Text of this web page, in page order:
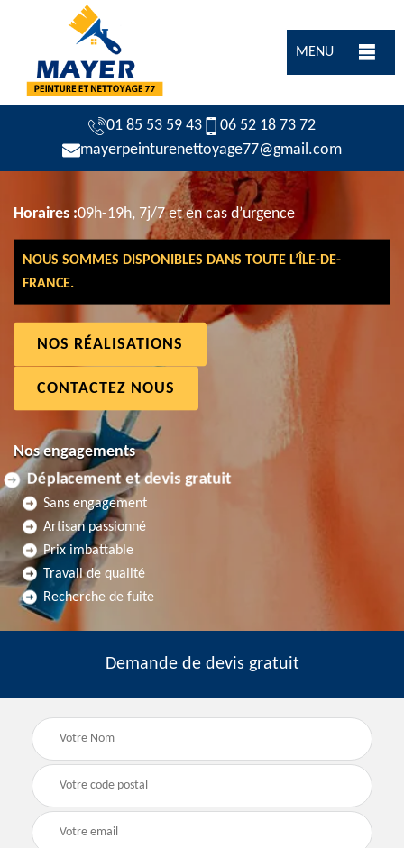
MENU
01 85 53 59 43
06 52 18 73 72
mayerpeinturenettoyage77@gmail.com
Horaires :09h-19h, 7j/7 et en cas d’urgence
NOUS SOMMES DISPONIBLES DANS TOUTE L’ÎLE-DE-
FRANCE.
NOS RÉALISATIONS
CONTACTEZ NOUS
Nos engagements
Déplacement et devis gratuit
Sans engagement
Artisan passionné
Prix imbattable
Travail de qualité
Recherche de fuite
Demande de devis gratuit